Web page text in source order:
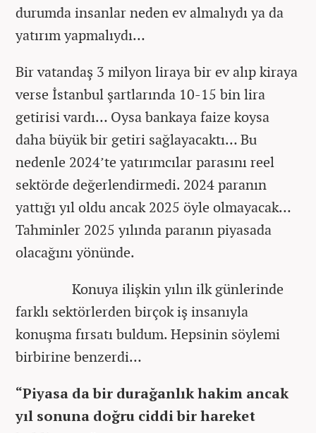
durumda insanlar neden ev almalıydı ya da
yatırım yapmalıydı…
Bir vatandaş 3 milyon liraya bir ev alıp kiraya
verse İstanbul şartlarında 10-15 bin lira
getirisi vardı… Oysa bankaya faize koysa
daha büyük bir getiri sağlayacaktı… Bu
nedenle 2024’te yatırımcılar parasını reel
sektörde değerlendirmedi. 2024 paranın
yattığı yıl oldu ancak 2025 öyle olmayacak…
Tahminler 2025 yılında paranın piyasada
olacağını yönünde.
Konuya ilişkin yılın ilk günlerinde
farklı sektörlerden birçok iş insanıyla
konuşma fırsatı buldum. Hepsinin söylemi
birbirine benzerdi…
“Piyasa da bir durağanlık hakim ancak
yıl sonuna doğru ciddi bir hareket